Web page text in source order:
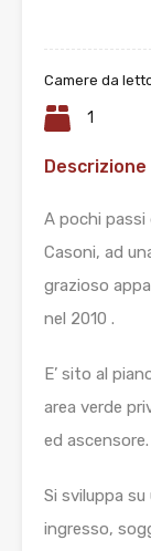
Camere da
1
Descrizione
A pochi passi
Casoni, ad
grazioso
nel 2010 .
E’ sito al
area verde
ed ascensore.
Si sviluppa
ingresso,